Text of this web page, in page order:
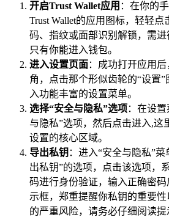
开启Trust Wallet应用 ：在你的
Trust Wallet的应用图标，轻轻
码、指纹或面部识别解锁，需
只有你能进入钱包。
进入设置页面：成功打开应用
角，点击那个形似齿轮的“设置
入功能丰富的设置菜单。
选择“安全与隐私”选项：在设
与隐私”选项，然后点击进入,这
设置的核心区域。
导出私钥 ：进入“安全与隐私”
出私钥”的选项，点击该选项，
码进行身份验证，输入正确密
示框，郑重提醒你私钥的重要
的严重风险，请务必仔细阅读